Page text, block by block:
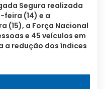
Segura realizada
(14) e a
(15), a Força Nacional
e 45 veículos em
a redução dos índices